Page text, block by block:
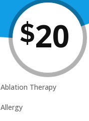
$20
Ablation Therapy
Allergy